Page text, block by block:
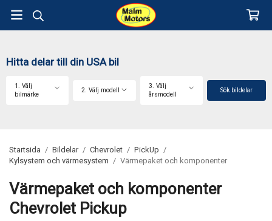
Hitta delar till din USA bil
1. Välj
bilmärke
2. Välj modell
3. Välj
årsmodell
Sök bildelar
Startsida / Bildelar / Chevrolet / PickUp /
Kylsystem och värmesystem / Värmepaket och komponenter
Värmepaket och komponenter
Chevrolet Pickup